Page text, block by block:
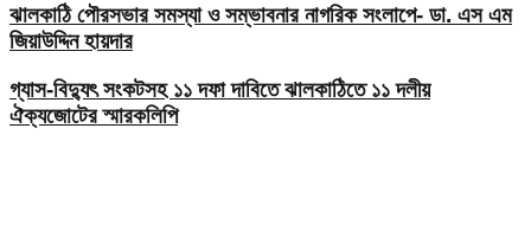
ঝালকাঠি পৌরসভার সমস্যা ও সম্ভাবনার নাগরিক সংলাপে- ডা. এস এম
জিয়াউদ্দিন হায়দার
গ্যাস-বিদ্যুৎ সংকটসহ ১১ দফা দাবিতে ঝালকাঠিতে ১১ দলীয়
ঐক্যজোটের স্মারকলিপি